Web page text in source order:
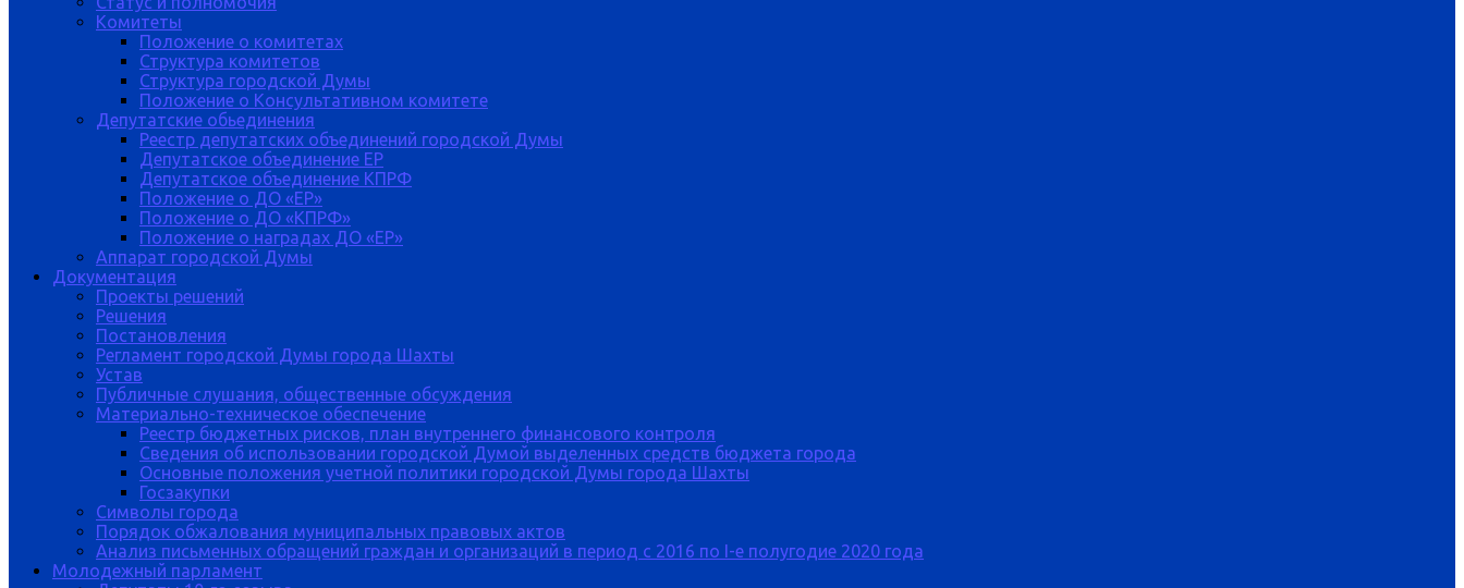
Комитеты
Положение о комитетах
Структура комитетов
Структура городской Думы
Положение о Консультативном комитете
Депутатские обьединения
Реестр депутатских объединений городской Думы
Депутатское объединение ЕР
Депутатское объединение КПРФ
Положение о ДО «ЕР»
Положение о ДО «КПРФ»
Положение о наградах ДО «ЕР»
Аппарат городской Думы
Документация
Проекты решений
Решения
Постановления
Регламент городской Думы города Шахты
Устав
Публичные слушания, общественные обсуждения
Материально-техническое обеспечение
Реестр бюджетных рисков, план внутреннего финансового контроля
Сведения об использовании городской Думой выделенных средств бюджета города
Основные положения учетной политики городской Думы города Шахты
Госзакупки
Символы города
Порядок обжалования муниципальных правовых актов
Анализ письменных обращений граждан и организаций в период с 2016 по I-е полугодие 2020 года
Молодежный парламент